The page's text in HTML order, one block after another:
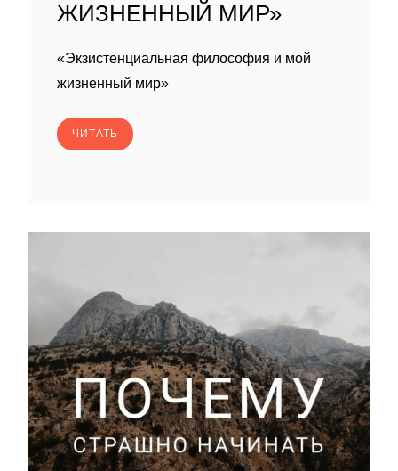
ЖИЗНЕННЫЙ МИР»
«Экзистенциальная философия и мой
жизненный мир»
ЧИТАТЬ